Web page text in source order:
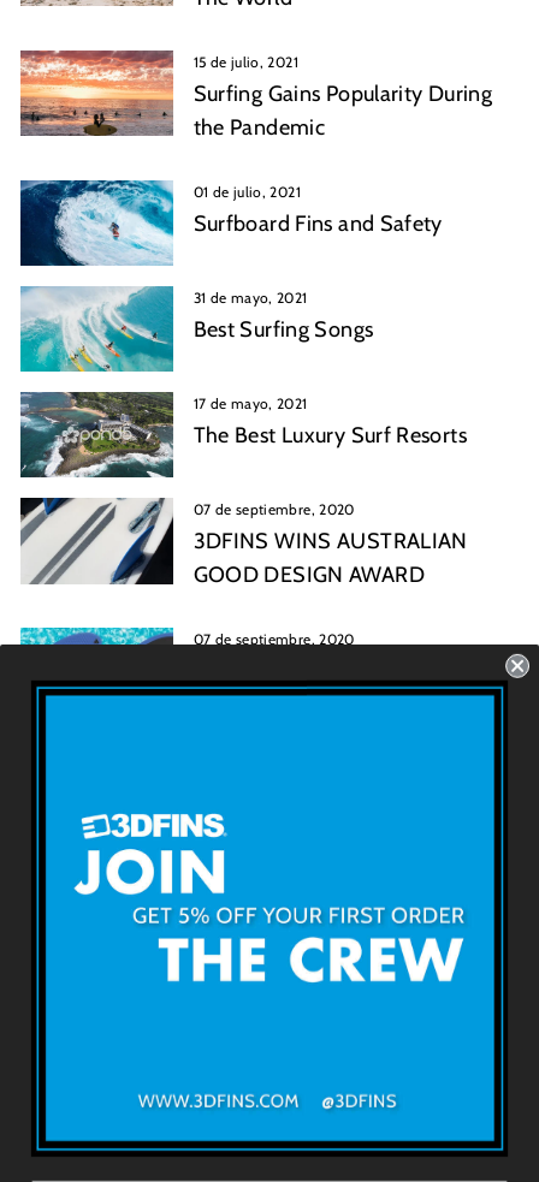
15 de julio, 2021
Surfing Gains Popularity During
the Pandemic
01 de julio, 2021
Surfboard Fins and Safety
31 de mayo, 2021
Best Surfing Songs
17 de mayo, 2021
The Best Luxury Surf Resorts
07 de septiembre, 2020
3DFINS WINS AUSTRALIAN
GOOD DESIGN AWARD
07 de septiembre, 2020
New POOL-CORE HARDGOODS
GO SOFT ON THE OUTSIDE
Sobre 3DFINS
Términos y condiciones
Devoluciones y reembolsos
ENVÍO GLOBAL EXPRESO*